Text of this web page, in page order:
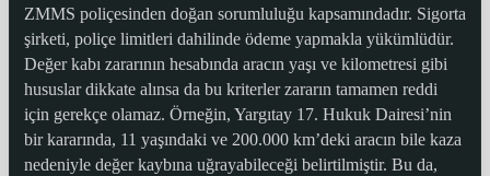
ZMMS poliçesinden doğan sorumluluğu kapsamındadır. Sigorta
şirketi, poliçe limitleri dahilinde ödeme yapmakla yükümlüdür.
Değer kabı zararının hesabında aracın yaşı ve kilometresi gibi
hususlar dikkate alınsa da bu kriterler zararın tamamen reddi
için gerekçe olamaz. Örneğin, Yargıtay 17. Hukuk Dairesi’nin
bir kararında, 11 yaşındaki ve 200.000 km’deki aracın bile kaza
nedeniyle değer kaybına uğrayabileceği belirtilmiştir. Bu da,